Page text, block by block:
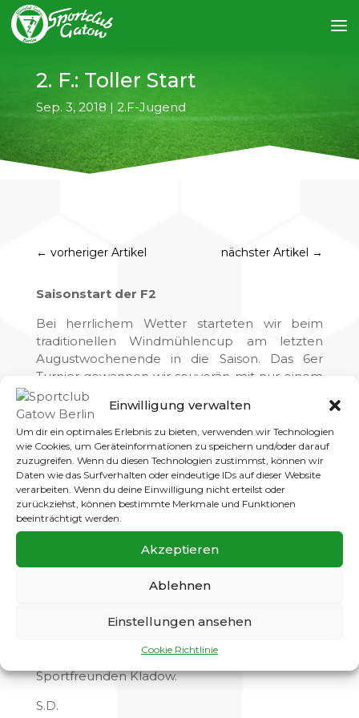
Einwilligung verwalten
Um dir ein optimales Erlebnis zu bieten, verwenden wir Technologien
wie Cookies, um Geräteinformationen zu speichern und/oder darauf
zuzugreifen. Wenn du diesen Technologien zustimmst, können wir
Daten wie das Surfverhalten oder eindeutige IDs auf dieser Website
verarbeiten. Wenn du deine Einwilligung nicht erteilst oder
zurückziehst, können bestimmte Merkmale und Funktionen
beeinträchtigt werden.
Akzeptieren
Ablehnen
Einstellungen ansehen
Cookie Richtlinie
2. F.: Toller Start
Sep. 3, 2018 | 2.F-Jugend
← vorheriger Artikel nächster Artikel →
Saisonstart der F2
Bei herrlichem Wetter starteten wir beim
traditionellen Windmühlencup am letzten
Augustwochenende in die Saison. Das 6er
Turnier gewannen wir souverän mit nur einem
Gegentor, alle Spieler waren am Start und
freuten sich über die Medaillen und den
Siegerpokal. An diesem Wochenende dann
das erste Pflichtspiel gegen die F2 des Berliner
SC, der BSC erwies sich dabei als starker und
fairer Gegner. Unsere Jungs bestimmten aber
von Anfang an das Geschehen und
kombinierten schon recht ansehnlich. Eine
schlechte Chancenverwertung und ein sehr
guter Torwart des Gegners führten zum
Halbzeitergebnis von 0:0. Im zweiten
Durchgang hatten wir dann mehr Zielwasser
war insgesamt ein starker Start ins erste F-
um 10:15 Uhr das Lokalderby bei den
Sportfreunden Kladow.
S.D.